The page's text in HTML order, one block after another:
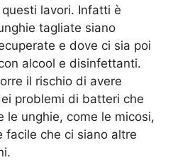
lavori. Infatti è
tagliate siano
e dove ci sia poi
alcool e disinfettanti.
il rischio di avere
problemi di batteri che
le unghie, come le micosi,
facile che ci siano altre